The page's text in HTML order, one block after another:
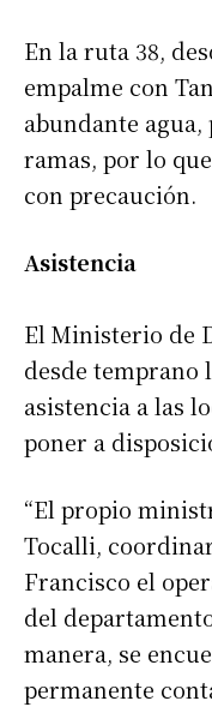
En la ruta 38,
empalme con
abundante
ramas, por lo
con precaución.
Asistencia
El Ministerio de
desde temprano
asistencia a las
poner a
“El propio
Tocalli,
Francisco el
del
manera, se
permanente